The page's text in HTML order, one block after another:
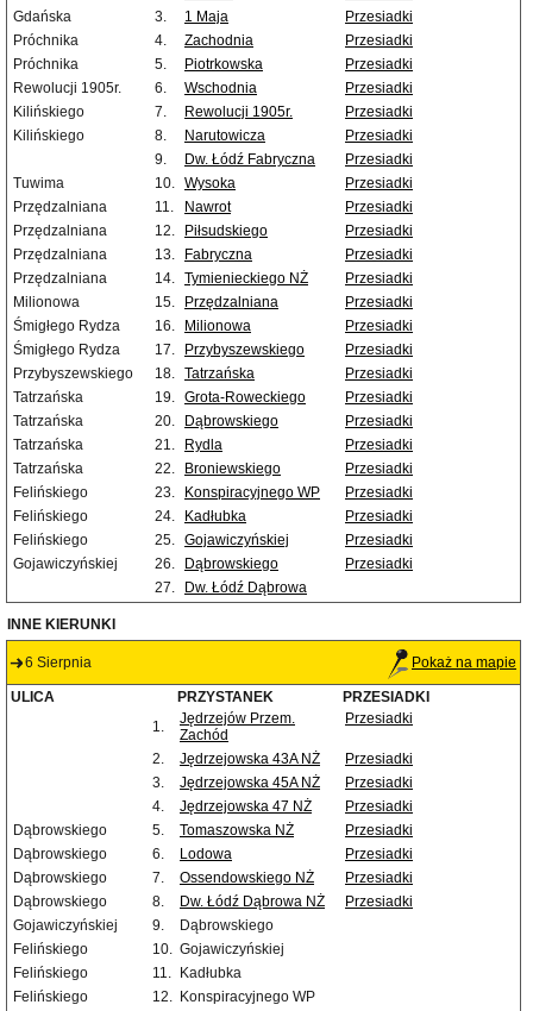
Gdańska
3. 1 Maja
Przesiadki
Próchnika
4. Zachodnia
Przesiadki
Próchnika
5. Piotrkowska
Przesiadki
Rewolucji 1905r.
6. Wschodnia
Przesiadki
Kilińskiego
7. Rewolucji 1905r.
Przesiadki
Kilińskiego
8. Narutowicza
Przesiadki
9.
Dw. Łódź Fabryczna
Przesiadki
Tuwima
10. Wysoka
Przesiadki
Przędzalniana
11. Nawrot
Przesiadki
Przędzalniana
12. Piłsudskiego
Przesiadki
Przędzalniana
13. Fabryczna
Przesiadki
Przędzalniana
14. Tymienieckiego NŻ
Przesiadki
Milionowa
15. Przędzalniana
Przesiadki
Śmigłego Rydza
16. Milionowa
Przesiadki
Śmigłego Rydza
17. Przybyszewskiego
Przesiadki
Przybyszewskiego
18. Tatrzańska
Przesiadki
Tatrzańska
19. Grota-Roweckiego
Przesiadki
Tatrzańska
20. Dąbrowskiego
Przesiadki
Tatrzańska
21. Rydla
Przesiadki
Tatrzańska
22. Broniewskiego
Przesiadki
Felińskiego
23. Konspiracyjnego WP
Przesiadki
Felińskiego
24. Kadłubka
Przesiadki
Felińskiego
25. Gojawiczyńskiej
Przesiadki
Gojawiczyńskiej
26. Dąbrowskiego
Przesiadki
27.
Dw. Łódź Dąbrowa
INNE KIERUNKI
6 Sierpnia Pokaż na mapie
ULICA PRZYSTANEK
PRZESIADKI
1.
Jędrzejów Przem.
Zachód
Przesiadki
2. Jędrzejowska 43A NŻ
Przesiadki
3.
Jędrzejowska 45A NŻ
Przesiadki
4.
Jędrzejowska 47 NŻ
Przesiadki
Dąbrowskiego
5. Tomaszowska NŻ
Przesiadki
Dąbrowskiego
6. Lodowa
Przesiadki
Dąbrowskiego
7. Ossendowskiego NŻ
Przesiadki
Dąbrowskiego
8. Dw. Łódź Dąbrowa NŻ
Przesiadki
Gojawiczyńskiej
9.
Dąbrowskiego
Felińskiego
10. Gojawiczyńskiej
Felińskiego
11.
Kadłubka
Felińskiego
12. Konspiracyjnego WP